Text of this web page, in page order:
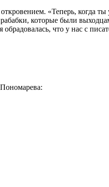
«Теперь, когда
которые были
что у нас с